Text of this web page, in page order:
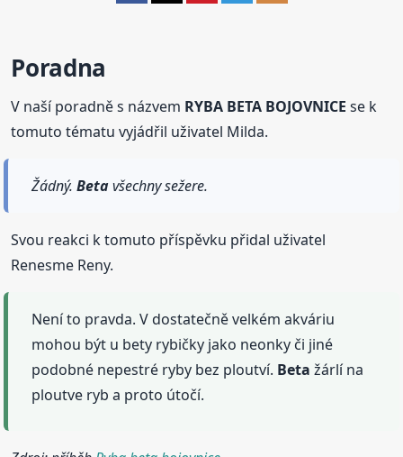
Poradna
V naší poradně s názvem RYBA BETA BOJOVNICE se k
tomuto tématu vyjádřil uživatel Milda.
Žádný.Betavšechny sežere.
Svou reakci k tomuto příspěvku přidal uživatel
Renesme Reny.
Není to pravda. V dostatečně velkém akváriu
mohou být u bety rybičky jako neonky či jiné
podobné nepestré ryby bez ploutví. Beta žárlí na
ploutve ryb a proto útočí.